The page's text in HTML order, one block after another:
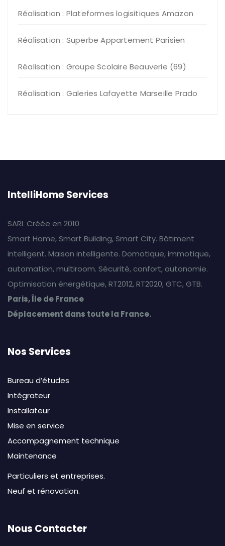
Réalisation : Plateformes logisitiques Amazon
Réalisation : Superbe Appartement Parisien
Réalisation : Groupe Scolaire Beauverie (69)
Réalisation : Galeries Lafayette Marseille Prado
IntelliHome Services
SARL Créée en 2010
Smart Home, Smart Building, Smart City. Bâtiment
intelligent. Maison intelligente. Domotique, immotique,
automation, multiroom. Sécurité, confort, autonomie.
Optimisation énergétique, RT2012, RT2020, GTC, GTB.
Paris, Île de France
Déplacement dans toute la France.
Nos Services
Bureau d’études
Intégrateur
Installateur
Mise en service
Accompagnement technique
Maintenance
Particuliers et entreprises.
Neuf et rénovation.
Nous Contacter